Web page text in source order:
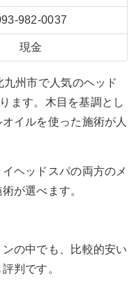
982-0037
現金
州市で人気のヘッド
ます。木目を基調とし
イルを使った施術が人
ヘッドスパの両方のメ
が選べます。
の中でも、比較的安い
判です。